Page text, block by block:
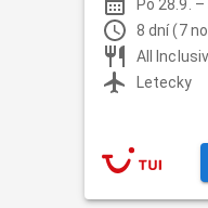
Po 28.9. –
8 dní (7
All
Letecky